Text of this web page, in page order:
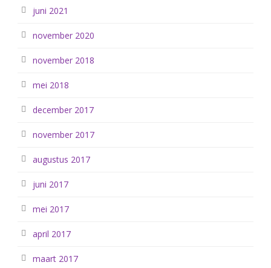
juni 2021
november 2020
november 2018
mei 2018
december 2017
november 2017
augustus 2017
juni 2017
mei 2017
april 2017
maart 2017